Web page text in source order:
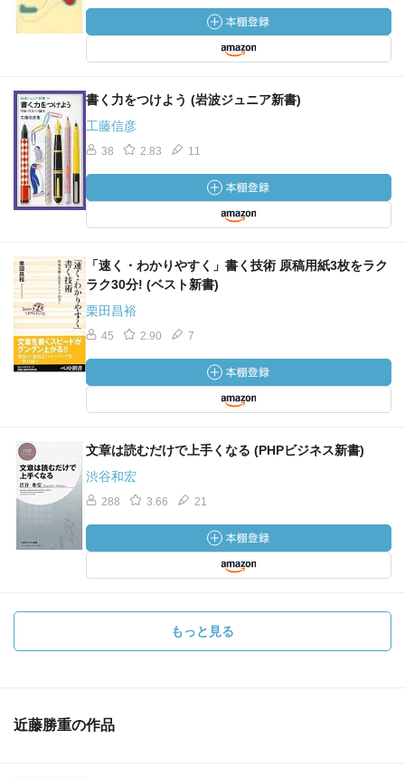
書く力をつけよう (岩波ジュニア新書)
工藤信彦
38 2.83 11
「速く・わかりやすく」書く技術 原稿用紙3枚をラク
ラク30分! (ベスト新書)
栗田昌裕
45 2.90 7
文章は読むだけで上手くなる (PHPビジネス新書)
渋谷和宏
288 3.66 21
もっと見る
近藤勝重の作品